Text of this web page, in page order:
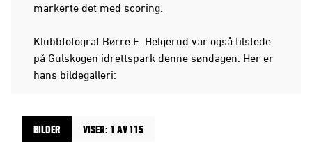
markerte det med scoring.
Klubbfotograf Børre E. Helgerud var også tilstede
på Gulskogen idrettspark denne søndagen. Her er
hans bildegalleri:
BILDER VISER: 1 AV 115